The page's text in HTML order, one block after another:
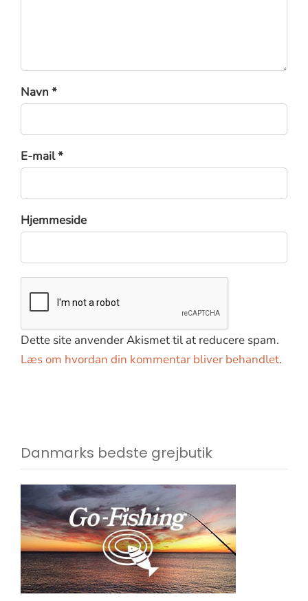
Navn *
E-mail *
Hjemmeside
Dette site anvender Akismet til at reducere spam.
Læs om hvordan din kommentar bliver behandlet.
Danmarks bedste grejbutik